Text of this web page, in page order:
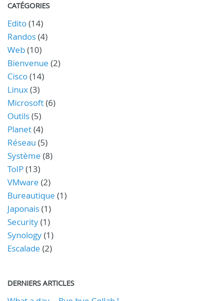
CATÉGORIES
Edito(14)
Randos(4)
Web(10)
Bienvenue (2)
Cisco(14)
Linux(3)
Microsoft(6)
Outils(5)
Planet(4)
Réseau (5)
Système (8)
ToIP(13)
VMware (2)
Bureautique (1)
Japonais(1)
Security(1)
Synology(1)
Escalade (2)
DERNIERS ARTICLES